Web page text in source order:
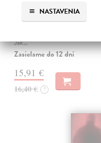
NASTAVENIA
Tramwaj Cafe je kavárna v
sbíhají všechny nitky
Jak…
Zasielame do 12 dní
15,91 €
16,40 € ?